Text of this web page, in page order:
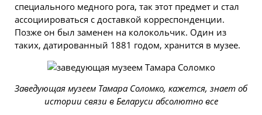
специального медного рога, так этот предмет и стал
ассоциироваться с доставкой корреспонденции.
Позже он был заменен на колокольчик. Один из
таких, датированный 1881 годом, хранится в музее.
Заведующая музеем Тамара Соломко, кажется, знает об
истории связи в Беларуси абсолютно все